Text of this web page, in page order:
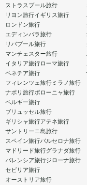
ストラスブール旅行
リヨン旅行イギリス旅行
ロンドン旅行
エディンバラ旅行
リバプール旅行
マンチェスター旅行
イタリア旅行ローマ旅行
ベネチア旅行
フィレンツェ旅行 ミラノ旅行
ナポリ旅行ボローニャ旅行
ベルギー旅行
ブリュッセル旅行
ギリシャ旅行アテネ旅行
サントリーニ島旅行
スペイン旅行バルセロナ旅行
マドリード旅行グラナダ旅行
バレンシア旅行ジローナ旅行
セビリア旅行
オーストリア旅行